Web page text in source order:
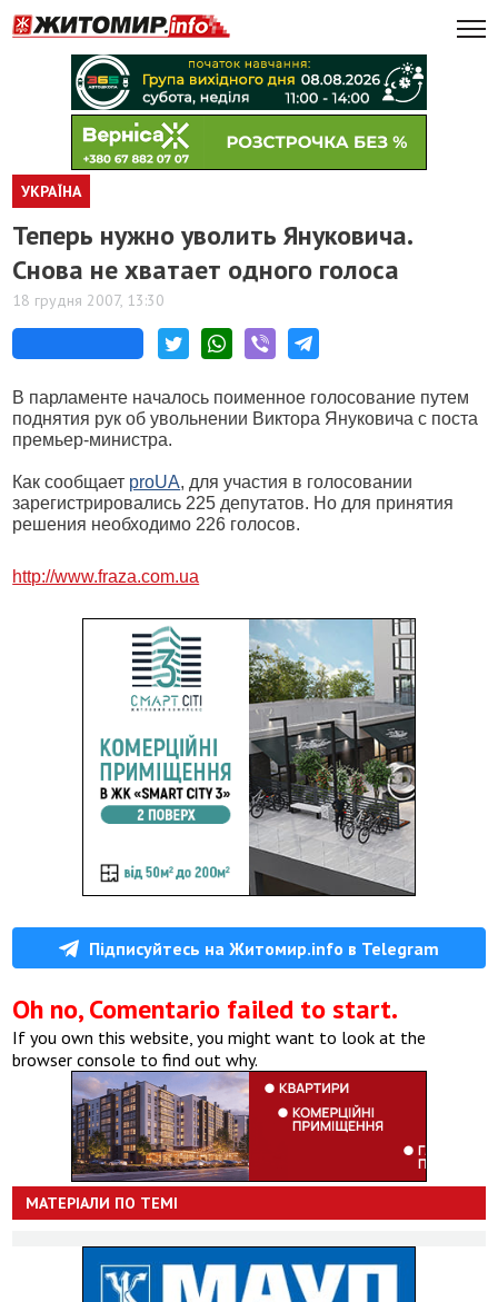
УКРАЇНА
Теперь нужно уволить Януковича.
Снова не хватает одного голоса
18 грудня 2007, 13:30
В парламенте началось поименное голосование путем
поднятия рук об увольнении Виктора Януковича с поста
премьер-министра.
Как сообщает proUA, для участия в голосовании
зарегистрировались 225 депутатов. Но для принятия
решения необходимо 226 голосов.
http://www.fraza.com.ua
Підписуйтесь на Житомир.info в Telegram
Oh no, Comentario failed to start.
If you own this website, you might want to look at the
browser console to find out why.
МАТЕРІАЛИ ПО ТЕМІ